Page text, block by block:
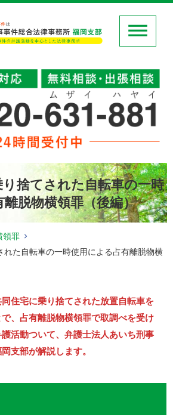
り捨てされた自転車の一時
脱物横領罪（後編）
領罪
れた自転車の一時使用による占有離脱物横
住宅に乗り捨てされた放置自転車を
、占有離脱物横領罪で取調べを受け
活動ついて、弁護士法人あいち刑事
支部が解説します。